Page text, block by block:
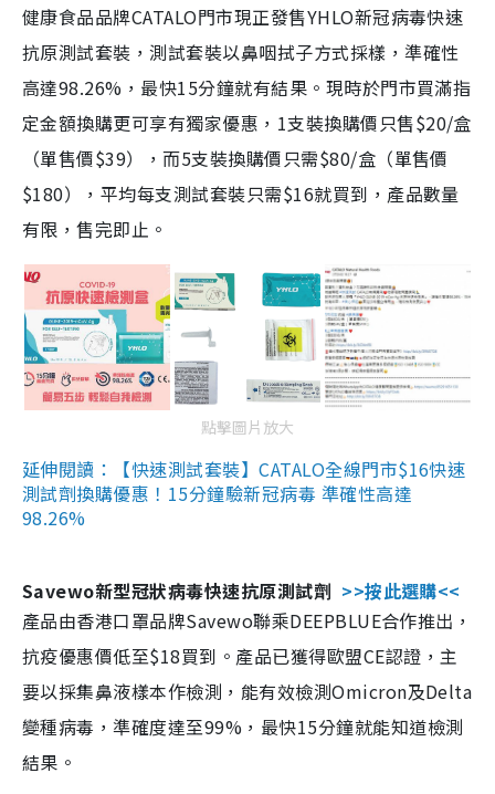
健康食品品牌CATALO門市現正發售YHLO新冠病毒快速
抗原測試套裝，測試套裝以鼻咽拭子方式採樣，準確性
高達98.26%，最快15分鐘就有結果。現時於門市買滿指
定金額換購更可享有獨家優惠，1支裝換購價只售$20/盒
（單售價$39），而5支裝換購價只需$80/盒（單售價
$180），平均每支測試套裝只需$16就買到，產品數量
有限，售完即止。
點擊圖片放大
延伸閱讀：【快速測試套裝】CATALO全線門市$16快速
測試劑換購優惠！15分鐘驗新冠病毒 準確性高達
98.26%
Savewo新型冠狀病毒快速抗原測試劑 >>按此選購<<
產品由香港口罩品牌Savewo聯乘DEEPBLUE合作推出，
抗疫優惠價低至$18買到。產品已獲得歐盟CE認證，主
要以採集鼻液樣本作檢測，能有效檢測Omicron及Delta
變種病毒，準確度達至99%，最快15分鐘就能知道檢測
結果。